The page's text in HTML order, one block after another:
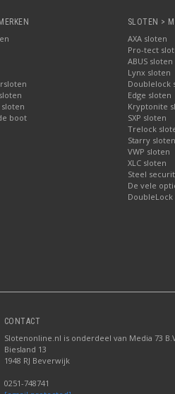
boot
SLOTEN >
AXA sloten
Pro-tect
ABUS sloten
Lynx sloten
Doublelock
Edge sloten
Kryptonite
SXP sloten
Trelock
Starry sloten
VWP sloten
XLC sloten
Steel
De vele
CONTACT
Slotenonline.nl is onderdeel van Media 73
Biesland 13
1948 RJ Beverwijk
0251-748741